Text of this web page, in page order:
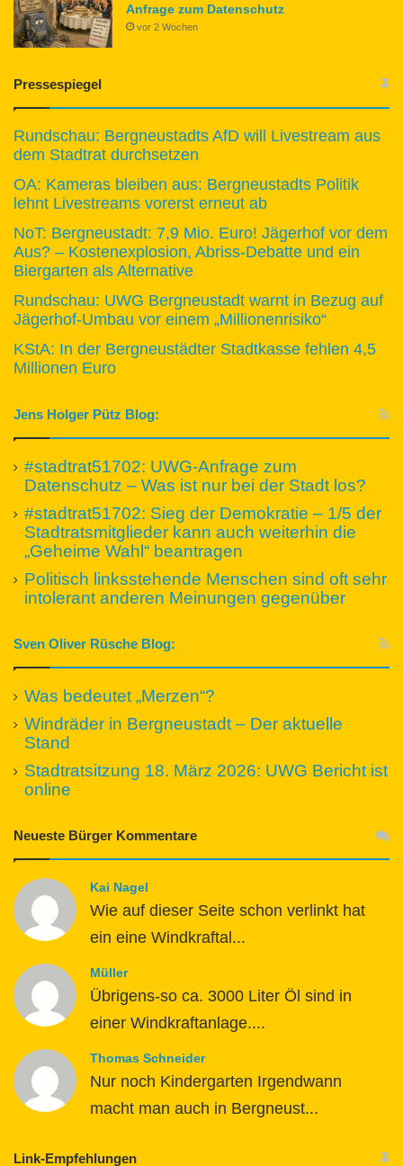
Anfrage zum Datenschutz
vor 2 Wochen
Pressespiegel
Rundschau: Bergneustadts AfD will Livestream aus
dem Stadtrat durchsetzen
OA: Kameras bleiben aus: Bergneustadts Politik
lehnt Livestreams vorerst erneut ab
NoT: Bergneustadt: 7,9 Mio. Euro! Jägerhof vor dem
Aus? – Kostenexplosion, Abriss-Debatte und ein
Biergarten als Alternative
Rundschau: UWG Bergneustadt warnt in Bezug auf
Jägerhof-Umbau vor einem „Millionenrisiko“
KStA: In der Bergneustädter Stadtkasse fehlen 4,5
Millionen Euro
Jens Holger Pütz Blog:
#stadtrat51702: UWG-Anfrage zum
Datenschutz – Was ist nur bei der Stadt los?
#stadtrat51702: Sieg der Demokratie – 1/5 der
Stadtratsmitglieder kann auch weiterhin die
„Geheime Wahl“ beantragen
Politisch linksstehende Menschen sind oft sehr
intolerant anderen Meinungen gegenüber
Sven Oliver Rüsche Blog:
Was bedeutet „Merzen“?
Windräder in Bergneustadt – Der aktuelle
Stand
Stadtratsitzung 18. März 2026: UWG Bericht ist
online
Neueste Bürger Kommentare
Kai Nagel
Wie auf dieser Seite schon verlinkt hat
ein eine Windkraftal...
Müller
Übrigens-so ca. 3000 Liter Öl sind in
einer Windkraftanlage....
Thomas Schneider
Nur noch Kindergarten Irgendwann
macht man auch in Bergneust...
Link-Empfehlungen